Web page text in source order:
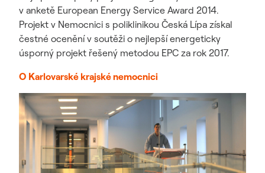
v anketě European Energy Service Award 2014.
Projekt v Nemocnici s poliklinikou Česká Lípa získal
čestné ocenění v soutěži o nejlepší energeticky
úsporný projekt řešený metodou EPC za rok 2017.
O Karlovarské krajské nemocnici